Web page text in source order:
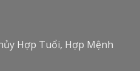
Hợp Tuổi, Hợp Mệnh